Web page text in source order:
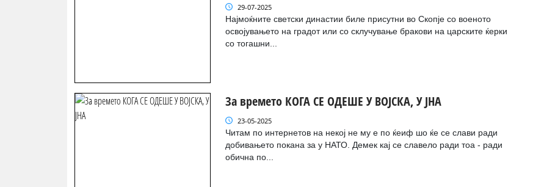
29-07-2025
Најмоќните светски династии биле присутни во Скопје со военото
освојувањето на градот или со склучување бракови на царските ќерки
со тогашни...
За времето КОГА СЕ ОДЕШЕ У ВОЈСКА, У ЈНА
23-05-2025
Читам по интернетов на некој не му е по ќеиф шо ќе се слави ради
добивањето покана за у НАТО. Демек кај се славело ради тоа - ради
обична по...